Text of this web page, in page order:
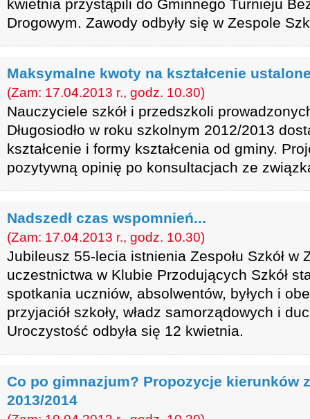
kwietnia przystąpili do Gminnego Turnieju
Drogowym. Zawody odbyły się w Zespole
Maksymalne kwoty na kształcenie
(Zam: 17.04.2013 r., godz. 10.30)
Nauczyciele szkół i przedszkoli
Długosiodło w roku szkolnym 2012/2013
kształcenie i formy kształcenia od gminy.
pozytywną opinię po konsultacjach ze
Nadszedł czas wspomnień...
(Zam: 17.04.2013 r., godz. 10.30)
Jubileusz 55-lecia istnienia Zespołu Szkół w
uczestnictwa w Klubie Przodujących Szkół
spotkania uczniów, absolwentów, byłych i
przyjaciół szkoły, władz samorządowych i
Uroczystość odbyła się 12 kwietnia.
Co po gimnazjum? Propozycje kierunków
2013/2014